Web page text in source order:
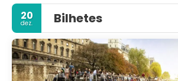
20
dez. Bilhetes